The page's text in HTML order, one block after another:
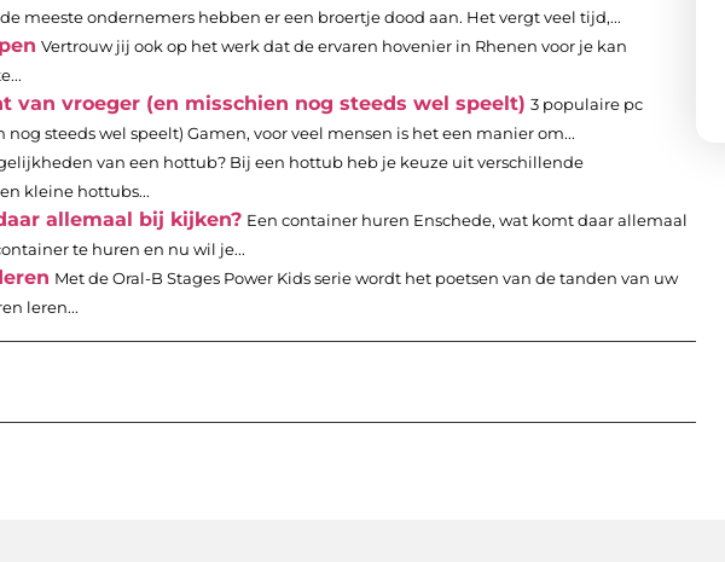
meeste ondernemers hebben er een broertje dood aan. Het vergt veel tijd,...
Vertrouw jij ook op het werk dat de ervaren hovenier in Rhenen voor je kan
van vroeger (en misschien nog steeds wel speelt) 3 populaire pc
steeds wel speelt) Gamen, voor veel mensen is het een manier om...
van een hottub? Bij een hottub heb je keuze uit verschillende
kleine hottubs...
allemaal bij kijken? Een container huren Enschede, wat komt daar allemaal
te huren en nu wil je...
Met de Oral-B Stages Power Kids serie wordt het poetsen van de tanden van uw
leren...